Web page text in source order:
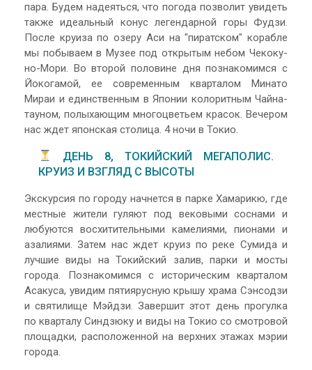
пара. Будем надеяться, что погода позволит увидеть
также идеальный конус легендарной горы Фудзи.
После круиза по озеру Аси на "пиратском" корабле
мы побываем в Музее под открытым небом Чекоку-
но-Мори. Во второй половине дня познакомимся с
Йокогамой, ее современным кварталом Минато
Мираи и единственным в Японии колоритным Чайна-
тауном, полыхающим многоцветьем красок. Вечером
нас ждет японская столица. 4 ночи в Токио.
ДЕНЬ 8, ТОКИЙСКИЙ МЕГАПОЛИС.
КРУИЗ И ВЗГЛЯД С ВЫСОТЫ
Экскурсия по городу начнется в парке Хамарикю, где
местные жители гуляют под вековыми соснами и
любуются восхитительными камелиями, пионами и
азалиями. Затем нас ждет круиз по реке Сумида и
лучшие виды на Токийский залив, парки и мосты
города. Познакомимся с историческим кварталом
Асакуса, увидим пятиярусную крышу храма Сэнсодзи
и святилище Мэйдзи. Завершит этот день прогулка
по кварталу Синдзюку и виды на Токио со смотровой
площадки, расположенной на верхних этажах мэрии
города.